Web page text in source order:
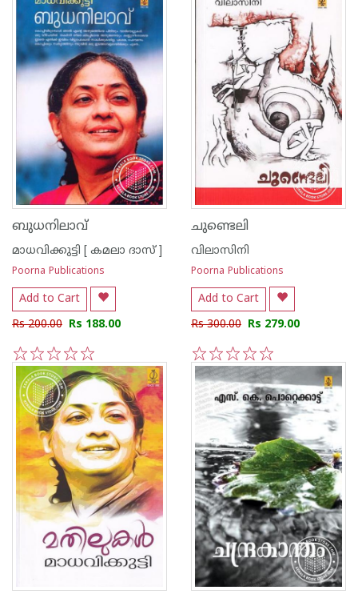
ബുധനിലാവ്
മാധവിക്കുട്ടി [ കമലാ ദാസ് ]
Poorna Publications
Add to Cart
Rs 200.00 Rs 188.00
5
4
3
2
1
ചുണ്ടെലി
വിലാസിനി
Poorna Publications
Add to Cart
Rs 300.00 Rs 279.00
5
4
3
2
1